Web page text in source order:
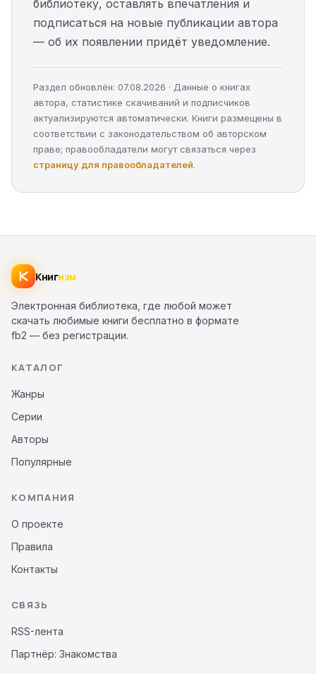
библиотеку, оставлять впечатления и
подписаться на новые публикации автора
— об их появлении придёт уведомление.
Раздел обновлён: 07.08.2026 · Данные о книгах
автора, статистике скачиваний и подписчиков
актуализируются автоматически. Книги размещены в
соответствии с законодательством об авторском
праве; правообладатели могут связаться через
страницу для правообладателей.
Книгизм
Электронная библиотека, где любой может
скачать любимые книги бесплатно в формате
fb2 — без регистрации.
КАТАЛОГ
Жанры
Серии
Авторы
Популярные
КОМПАНИЯ
О проекте
Правила
Контакты
СВЯЗЬ
RSS-лента
Партнёр: Знакомства